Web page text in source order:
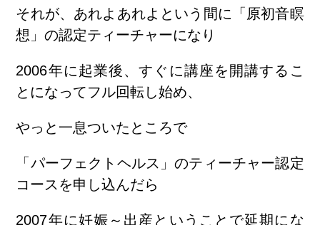
それが、あれよあれよという間に「原初音瞑
想」の認定ティーチャーになり
2006年に起業後、すぐに講座を開講するこ
とになってフル回転し始め、
やっと一息ついたところで
「パーフェクトヘルス」のティーチャー認定
コースを申し込んだら
2007年に妊娠～出産ということで延期にな